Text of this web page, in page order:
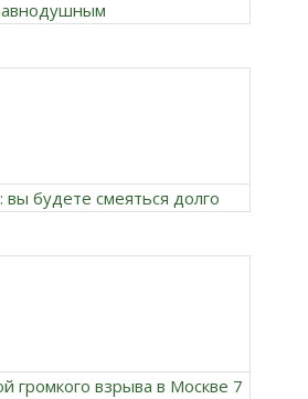
вы будете смеяться долго
громкого взрыва в Москве 7